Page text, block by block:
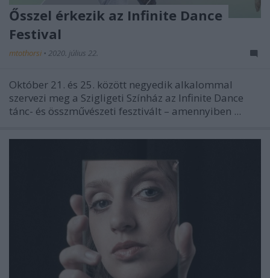
Ősszel érkezik az Infinite Dance
Festival
mtothorsi • 2020. július 22.
Október 21. és 25. között negyedik alkalommal
szervezi meg a Szigligeti Színház az Infinite Dance
tánc- és összművészeti fesztivált – amennyiben ...